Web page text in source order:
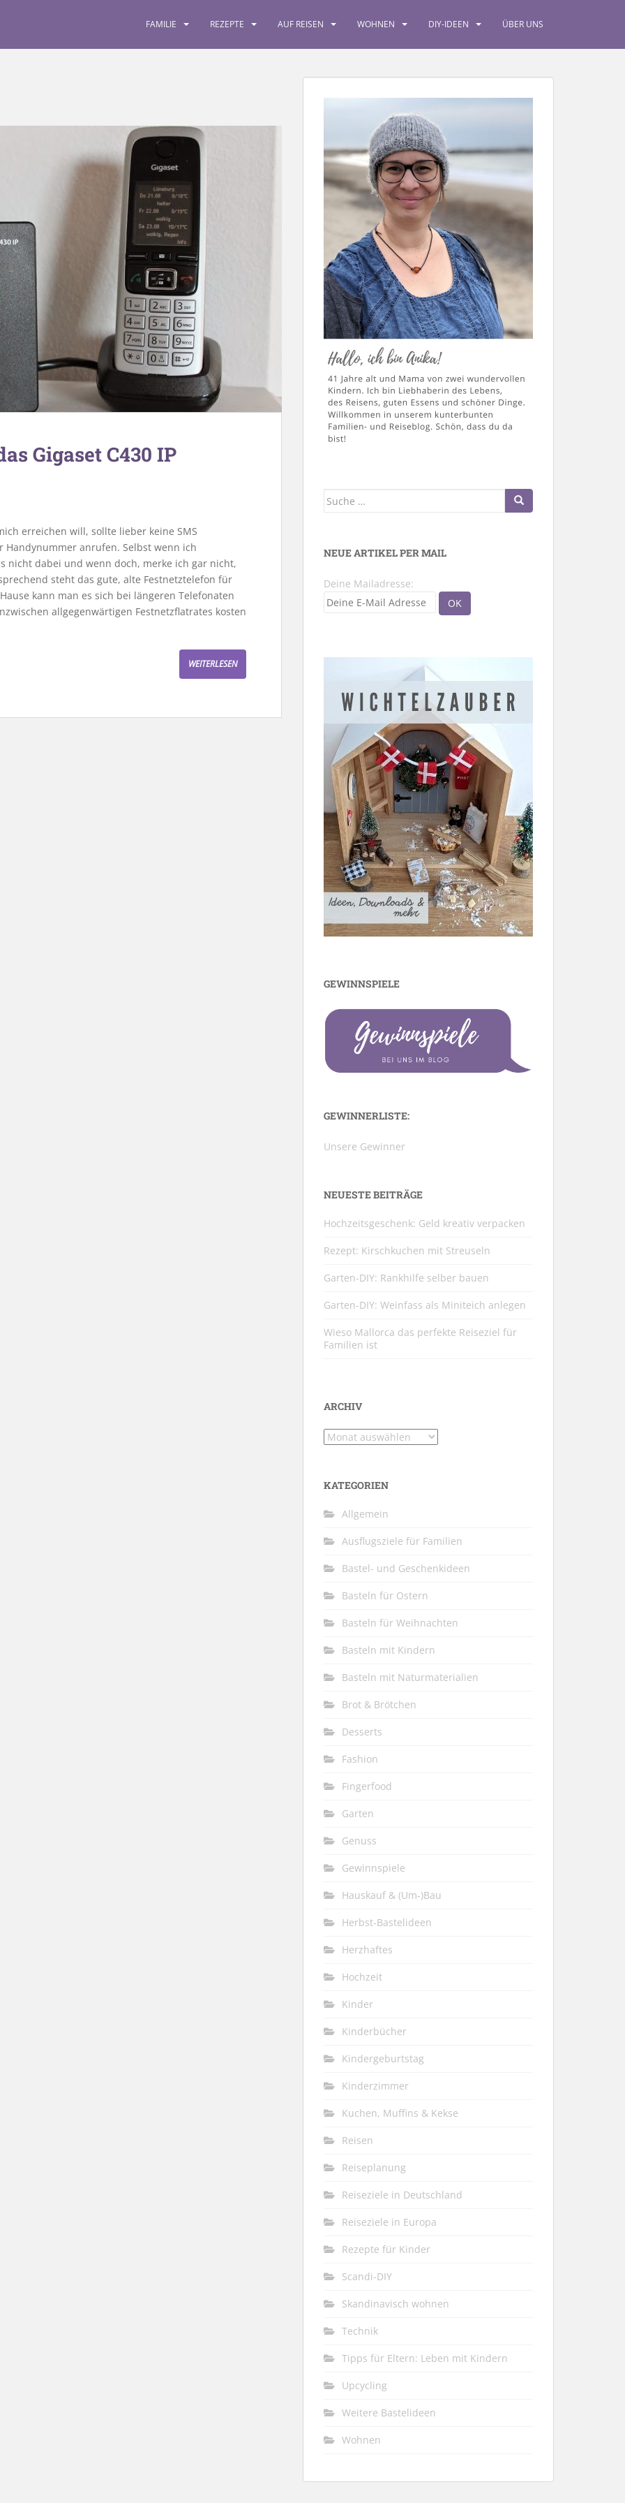
FAMILIE REZEPTE AUF REISEN WOHNEN DIY-IDEEN ÜBER UNS
Gigaset C430 IP
erreichen will, sollte lieber keine SMS
anrufen. Selbst wenn ich
nicht dabei und wenn doch, merke ich gar nicht,
steht das gute, alte Festnetztelefon für
kann man es sich bei längeren Telefonaten
allgegenwärtigen Festnetzflatrates kosten
WEITERLESEN
Suche
NEUE ARTIKEL PER MAIL
Deine Mailadresse:
GEWINNSPIELE
GEWINNERLISTE:
Unsere Gewinner
NEUESTE BEITRÄGE
Hochzeitsgeschenk: Geld kreativ verpacken
Rezept: Kirschkuchen mit Streuseln
Garten-DIY: Rankhilfe selber bauen
Garten-DIY: Weinfass als Miniteich anlegen
Wieso Mallorca das perfekte Reiseziel für
Familien ist
ARCHIV
Archiv
KATEGORIEN
Allgemein
Ausflugsziele für Familien
Bastel- und Geschenkideen
Basteln für Ostern
Basteln für Weihnachten
Basteln mit Kindern
Basteln mit Naturmaterialien
Brot & Brötchen
Desserts
Fashion
Fingerfood
Garten
Genuss
Gewinnspiele
Hauskauf & (Um-)Bau
Herbst-Bastelideen
Herzhaftes
Hochzeit
Kinder
Kinderbücher
Kindergeburtstag
Kinderzimmer
Kuchen, Muffins & Kekse
Reisen
Reiseplanung
Reiseziele in Deutschland
Reiseziele in Europa
Rezepte für Kinder
Scandi-DIY
Skandinavisch wohnen
Technik
Tipps für Eltern: Leben mit Kindern
Upcycling
Weitere Bastelideen
Wohnen